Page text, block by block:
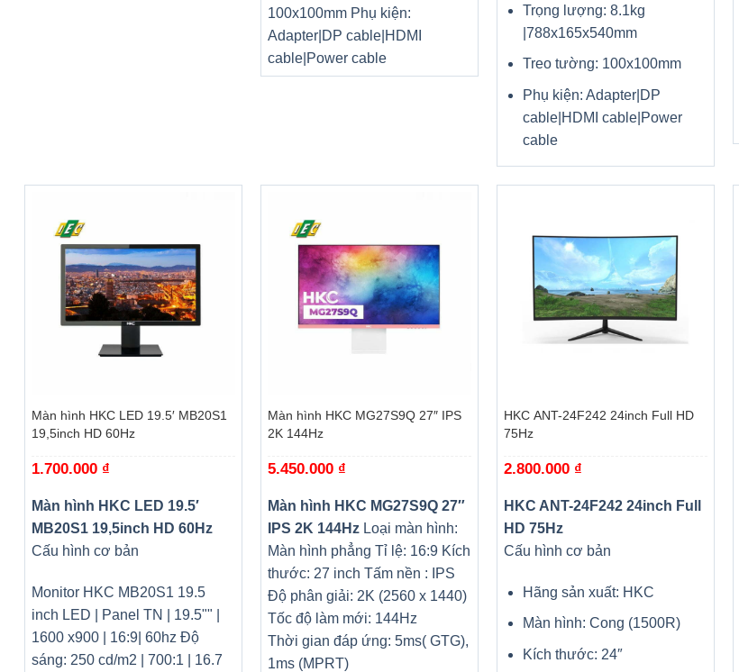
100x100mm Phụ kiện:
Adapter|DP cable|HDMI
cable|Power cable
Trọng lượng: 8.1kg
|788x165x540mm
Treo tường: 100x100mm
Phụ kiện: Adapter|DP
cable|HDMI cable|Power
cable
Màn hình HKC LED 19.5′ MB20S1
19,5inch HD 60Hz
1.700.000 ₫
Màn hình HKC LED 19.5′
MB20S1 19,5inch HD 60Hz
Cấu hình cơ bản
Monitor HKC MB20S1 19.5
inch LED | Panel TN | 19.5"" |
1600 x900 | 16:9| 60hz Độ
sáng: 250 cd/m2 | 700:1 | 16.7
Màn hình HKC MG27S9Q 27″ IPS
2K 144Hz
5.450.000 ₫
Màn hình HKC MG27S9Q 27″
IPS 2K 144Hz Loại màn hình:
Màn hình phẳng Tỉ lệ: 16:9 Kích
thước: 27 inch Tấm nền : IPS
Độ phân giải: 2K (2560 x 1440)
Tốc độ làm mới: 144Hz
Thời gian đáp ứng: 5ms( GTG),
1ms (MPRT)
HKC ANT-24F242 24inch Full HD
75Hz
2.800.000 ₫
HKC ANT-24F242 24inch Full
HD 75Hz
Cấu hình cơ bản
Hãng sản xuất: HKC
Màn hình: Cong (1500R)
Kích thước: 24″